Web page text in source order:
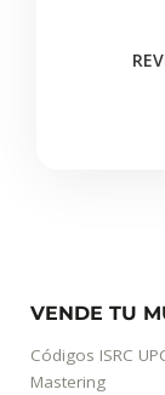
VENDE TU
Códigos ISRC
Mastering